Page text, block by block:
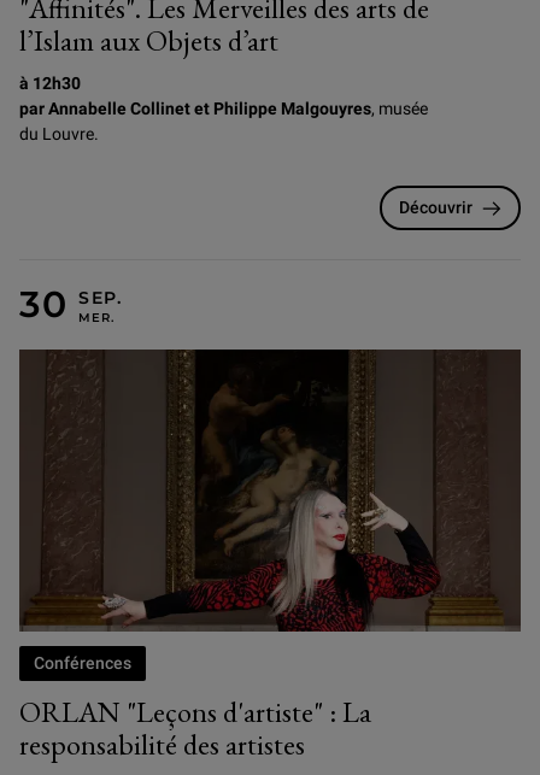
"Affinités". Les Merveilles des arts de
l’Islam aux Objets d’art
à 12h30
par Annabelle Collinet et Philippe Malgouyres, musée
du Louvre.
Découvrir
ORLAN "Leçons d'artiste" : La
responsabilité des artistes
Conférences